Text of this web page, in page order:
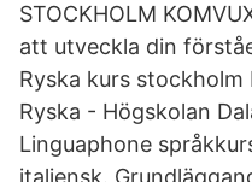
STOCKHOLM
att utveckla din
Ryska kurs
Ryska - Högskolan
Linguaphone
italiensk.